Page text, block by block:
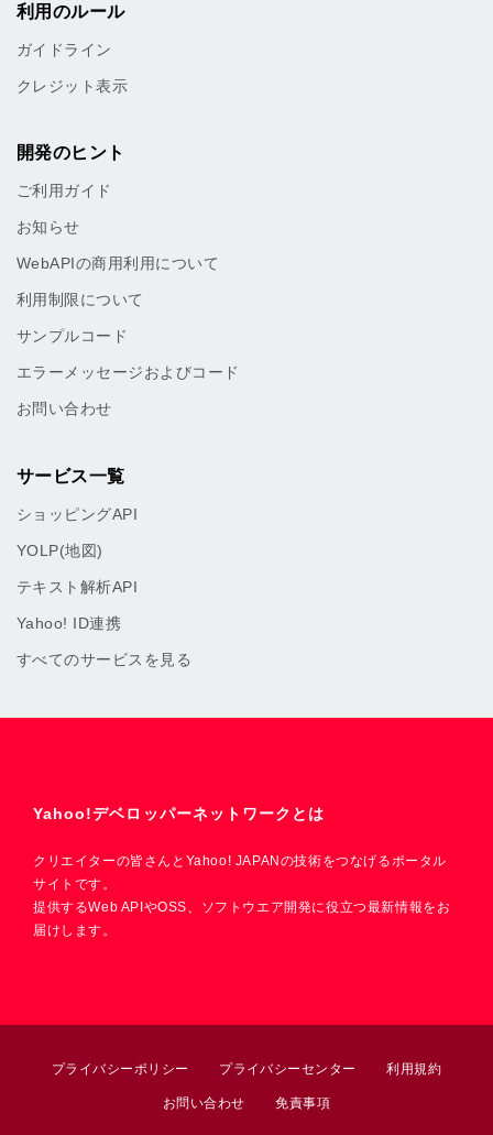
利用のルール
ガイドライン
クレジット表示
開発のヒント
ご利用ガイド
お知らせ
WebAPIの商用利用について
利用制限について
サンプルコード
エラーメッセージおよびコード
お問い合わせ
サービス一覧
ショッピングAPI
YOLP(地図)
テキスト解析API
Yahoo! ID連携
すべてのサービスを見る
Yahoo!デベロッパーネットワークとは
クリエイターの皆さんとYahoo! JAPANの技術をつなげるポータル
サイトです。
提供するWeb APIやOSS、ソフトウエア開発に役立つ最新情報をお
届けします。
プライバシーポリシー プライバシーセンター 利用規約
お問い合わせ 免責事項